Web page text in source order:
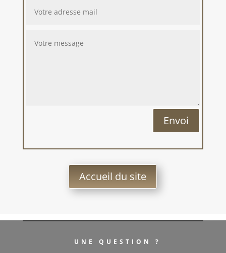
Envoi
Accueil du site
UNE QUESTION ?